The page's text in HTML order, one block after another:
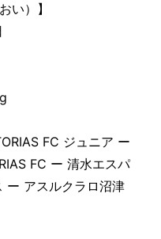
い）】
FC ジュニア ー
FC ー 清水エスパ
ー アスルクラロ沼津